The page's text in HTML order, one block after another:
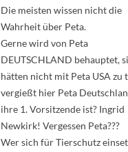
Die meisten wissen nicht die
Wahrheit über Peta.
Gerne wird von Peta
DEUTSCHLAND behauptet,
hätten nicht mit Peta USA zu
vergießt hier Peta
ihre 1. Vorsitzende ist? Ingrid
Newkirk! Vergessen Peta???
Wer sich für Tierschutz